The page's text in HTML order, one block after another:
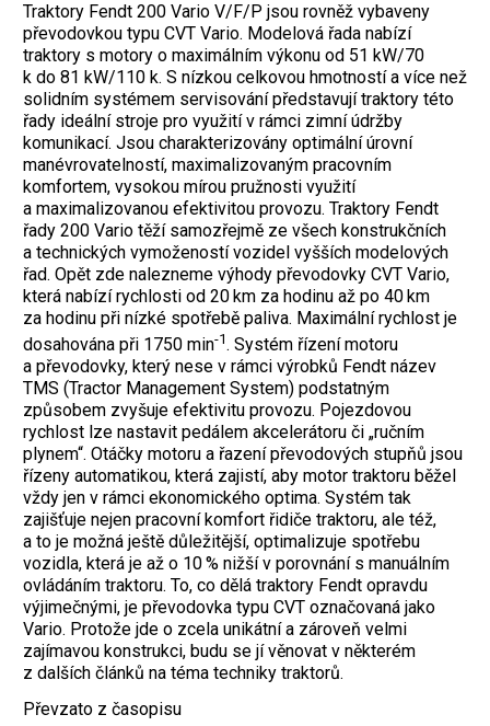
Traktory Fendt 200 Vario V/F/P jsou rovněž vybaveny
převodovkou typu CVT Vario. Modelová řada nabízí
traktory s motory o maximálním výkonu od 51 kW/70
k do 81 kW/110 k. S nízkou celkovou hmotností a více než
solidním systémem servisování představují traktory této
řady ideální stroje pro využití v rámci zimní údržby
komunikací. Jsou charakterizovány optimální úrovní
manévrovatelností, maximalizovaným pracovním
komfortem, vysokou mírou pružnosti využití
a maximalizovanou efektivitou provozu. Traktory Fendt
řady 200 Vario těží samozřejmě ze všech konstrukčních
a technických vymožeností vozidel vyšších modelových
řad. Opět zde nalezneme výhody převodovky CVT Vario,
která nabízí rychlosti od 20 km za hodinu až po 40 km
za hodinu při nízké spotřebě paliva. Maximální rychlost je
dosahována při 1750 min-1. Systém řízení motoru
a převodovky, který nese v rámci výrobků Fendt název
TMS (Tractor Management System) podstatným
způsobem zvyšuje efektivitu provozu. Pojezdovou
rychlost lze nastavit pedálem akcelerátoru či „ručním
plynem“. Otáčky motoru a řazení převodových stupňů jsou
řízeny automatikou, která zajistí, aby motor traktoru běžel
vždy jen v rámci ekonomického optima. Systém tak
zajišťuje nejen pracovní komfort řidiče traktoru, ale též,
a to je možná ještě důležitější, optimalizuje spotřebu
vozidla, která je až o 10 % nižší v porovnání s manuálním
ovládáním traktoru. To, co dělá traktory Fendt opravdu
výjimečnými, je převodovka typu CVT označovaná jako
Vario. Protože jde o zcela unikátní a zároveň velmi
zajímavou konstrukci, budu se jí věnovat v některém
z dalších článků na téma techniky traktorů.
Převzato z časopisu